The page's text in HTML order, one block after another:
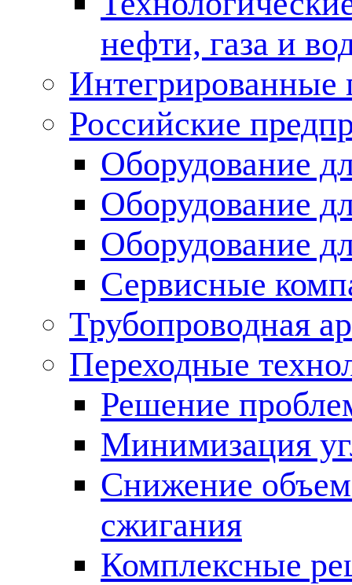
нефти, газа и
Российские
Оборудование
Оборудование
Оборудование
Сервисные
Трубопроводная
Переходные
Решение
Минимизация
Снижение
сжигания
Комплексные